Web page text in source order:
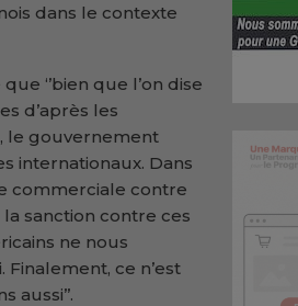
dans le contexte
‘’bien que l’on dise
d’après les
le gouvernement
internationaux. Dans
commerciale contre
la sanction contre ces
ne nous
ce n’est